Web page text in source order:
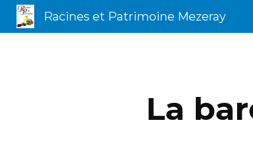
Racines et Patrimoine Mezeray
La